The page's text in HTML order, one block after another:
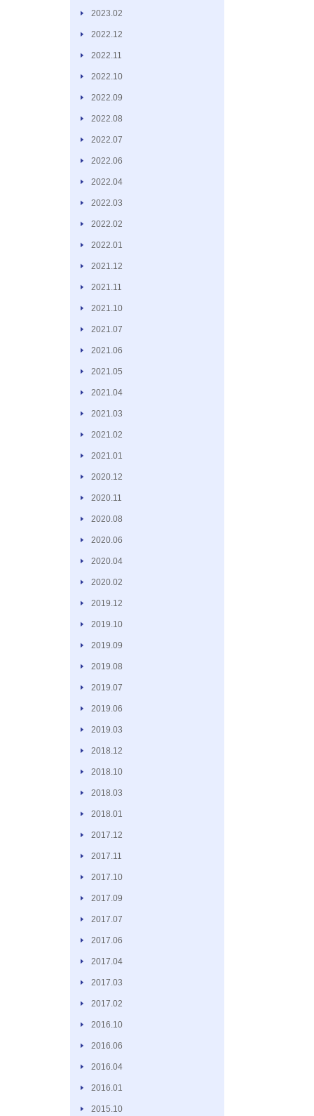
2023.02
2022.12
2022.11
2022.10
2022.09
2022.08
2022.07
2022.06
2022.04
2022.03
2022.02
2022.01
2021.12
2021.11
2021.10
2021.07
2021.06
2021.05
2021.04
2021.03
2021.02
2021.01
2020.12
2020.11
2020.08
2020.06
2020.04
2020.02
2019.12
2019.10
2019.09
2019.08
2019.07
2019.06
2019.03
2018.12
2018.10
2018.03
2018.01
2017.12
2017.11
2017.10
2017.09
2017.07
2017.06
2017.04
2017.03
2017.02
2016.10
2016.06
2016.04
2016.01
2015.10